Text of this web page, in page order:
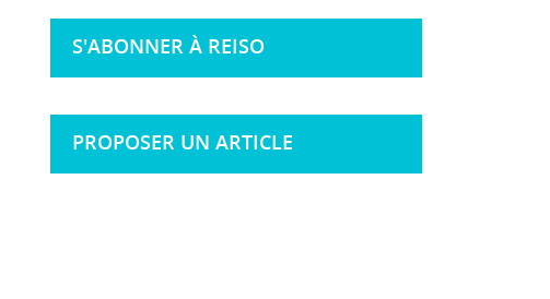
S'ABONNER À REISO
PROPOSER UN ARTICLE